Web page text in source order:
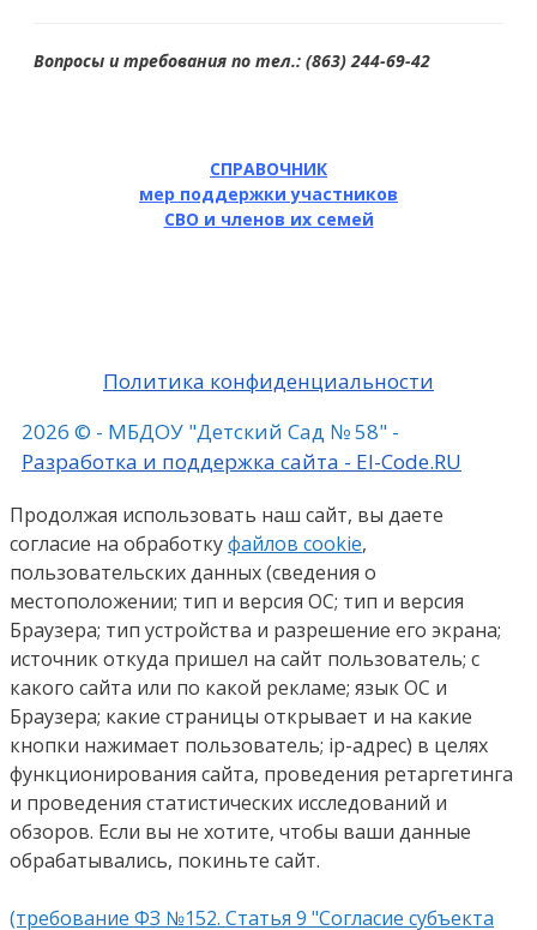
Вопросы и требования по тел.: (863) 244-69-42
СПРАВОЧНИК
мер поддержки участников
СВО и членов их семей
Политика конфиденциальности
2026 © - МБДОУ "Детский Сад № 58" -
Разработка и поддержка сайта - El-Code.RU
Продолжая использовать наш сайт, вы даете
согласие на обработкуфайлов cookie,
пользовательских данных (сведения о
местоположении; тип и версия ОС; тип и версия
Браузера; тип устройства и разрешение его экрана;
источник откуда пришел на сайт пользователь; с
какого сайта или по какой рекламе; язык ОС и
Браузера; какие страницы открывает и на какие
кнопки нажимает пользователь; ip-адрес) в целях
функционирования сайта, проведения ретаргетинга
и проведения статистических исследований и
обзоров. Если вы не хотите, чтобы ваши данные
обрабатывались, покиньте сайт.
(требование ФЗ №152. Статья 9 "Согласие субъекта